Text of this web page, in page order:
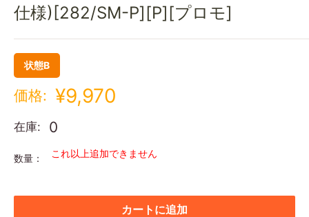
仕様)[282/SM-P][P][プロモ]
状態B
価格: ¥9,970
在庫: 0
数量： これ以上追加できません
カートに追加